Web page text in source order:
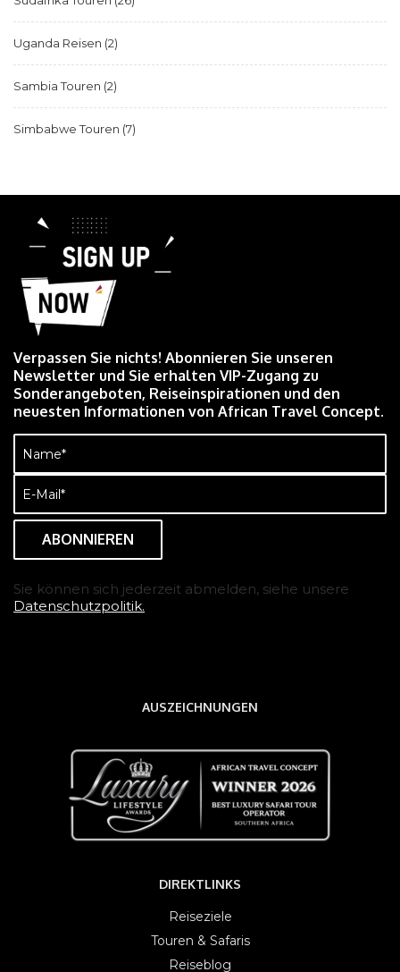
Uganda Reisen (2)
Sambia Touren (2)
Simbabwe Touren (7)
Verpassen Sie nichts! Abonnieren Sie unseren
Newsletter und Sie erhalten VIP-Zugang zu
Sonderangeboten, Reiseinspirationen und den
neuesten Informationen von African Travel Concept.
(erforderlich)
Mail
(erforderlich)
Sie können sich jederzeit abmelden, siehe unsere
Datenschutzpolitik.
AUSZEICHNUNGEN
DIREKTLINKS
Reiseziele
Touren & Safaris
Reiseblog